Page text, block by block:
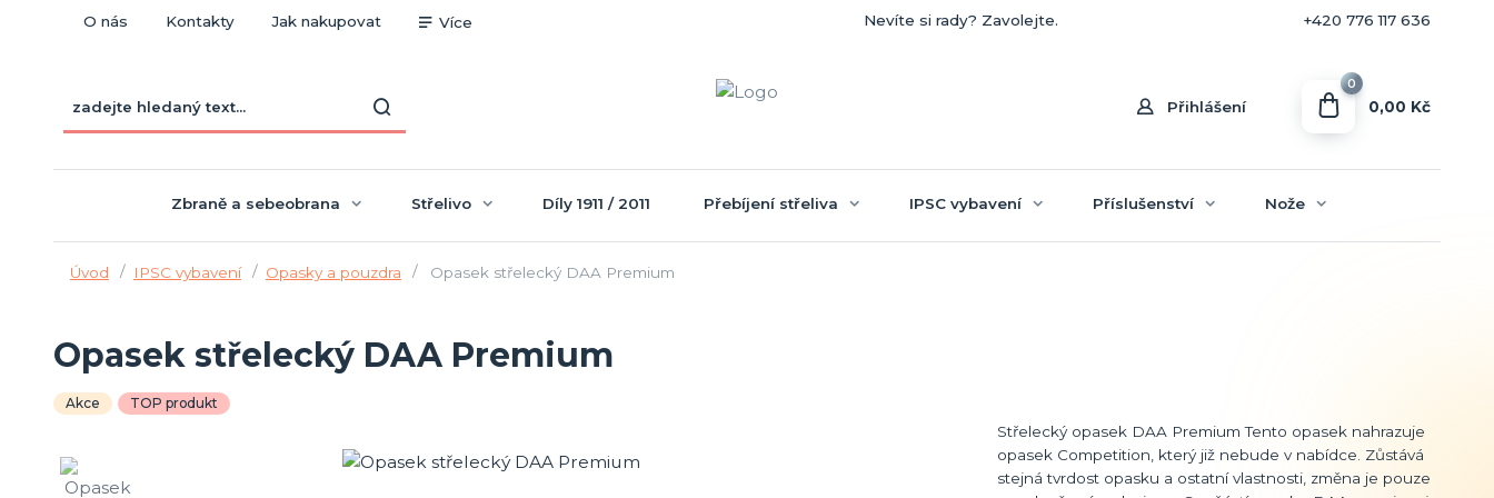
O nás Kontakty Jak nakupovat Více
Přihlášení
Nevíte si rady? Zavolejte. +420 776 117 636
0
0,00 Kč
Zbraně a sebeobrana Střelivo Díly 1911 / 2011 Přebíjení střeliva IPSC vybavení Příslušenství Nože
Úvod IPSC vybavení Opasky a pouzdra Opasek střelecký DAA Premium
Opasek střelecký DAA Premium
Akce TOP produkt
Střelecký opasek DAA Premium Tento opasek nahrazuje
opasek Competition, který již nebude v nabídce. Zůstává
stejná tvrdost opasku a ostatní vlastnosti, změna je pouze